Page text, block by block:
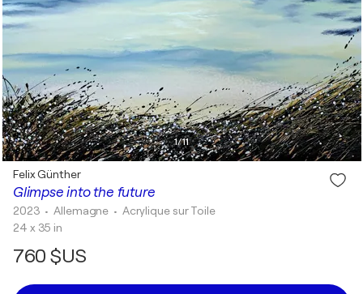
1/11
Glimpse into the future
Felix Günther
2023 • Allemagne • Acrylique sur Toile
24 x 35 in
760 $US